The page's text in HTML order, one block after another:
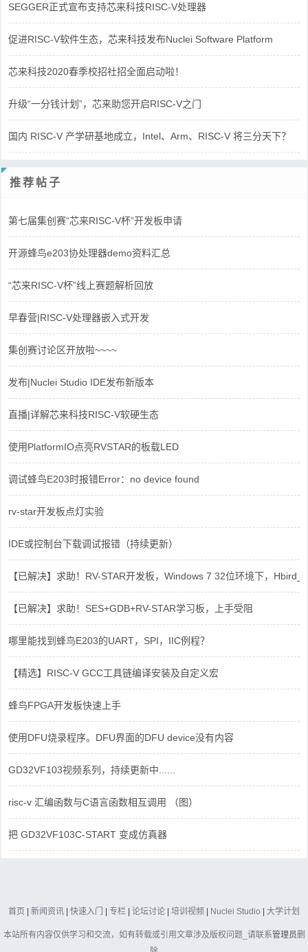
SEGGER正式宣布支持芯来科技RISC-V处理器
促进RISC-V软件生态，芯来科技发布Nuclei Software Platform
芯来科技2020春季校招社招全面启动啦！
升级“一分钱计划”，芯来助您开启RISC-V之门
国内 RISC-V 产学研基地成立，Intel、Arm、RISC-V 将三分天下？
推荐帖子
第七届集创赛“芯来RISC-V杯”开发板申请
开源蜂鸟e203协处理器demo资料汇总
“芯来RISC-V杯”线上赛题解析回放
早春营|RISC-V处理器嵌入式开发
集创赛讨论区开放啦~~~~
发布|Nuclei Studio IDE发布新版本
直播|详解芯来科技RISC-V软硬生态
使用PlatformIO点亮RVSTAR的板载LED
调试蜂鸟E203时报错Error：no device found
rv-star开发板点灯实验
IDE或控制台下载调试报错（持续更新）
【已解决】求助！RV-STAR开发板，Windows 7 32位环境下，
【已解决】求助！SES+GDB+RV-STAR学习板，上手受阻
哪里能找到蜂鸟E203的UART，SPI，IIC例程？
【精选】RISC-V GCC工具链编译安装及自定义宏
蜂鸟FPGA开发板快速上手
使用DFU烧录程序。DFU界面的DFU device没有内容
GD32VF103视频系列，持续更新中......
risc-v 汇编函数与C语言函数相互调用 （图）
把 GD32VF103C-START 变成仿真器
首页 | 新闻资讯 | 快速入门 | 专栏 | 论坛讨论 | 培训视频 | Nuclei Studio | 大学计划
本站所有内容仅供学习和交流，如有转载或引用文章涉及版权问题_请联系管理员删